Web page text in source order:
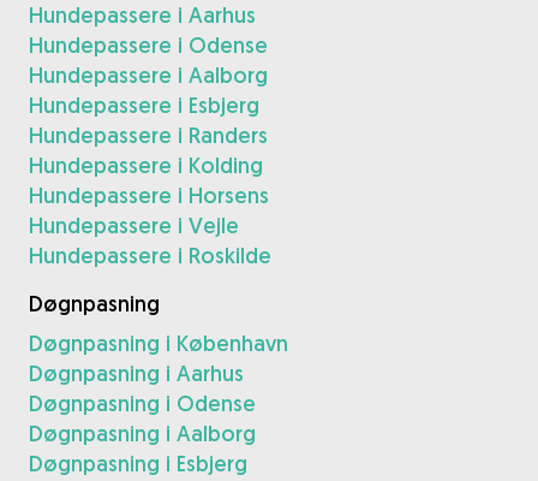
Hundepassere i Aarhus
Hundepassere i Odense
Hundepassere i Aalborg
Hundepassere i Esbjerg
Hundepassere i Randers
Hundepassere i Kolding
Hundepassere i Horsens
Hundepassere i Vejle
Hundepassere i Roskilde
Døgnpasning
Døgnpasning i København
Døgnpasning i Aarhus
Døgnpasning i Odense
Døgnpasning i Aalborg
Døgnpasning i Esbjerg